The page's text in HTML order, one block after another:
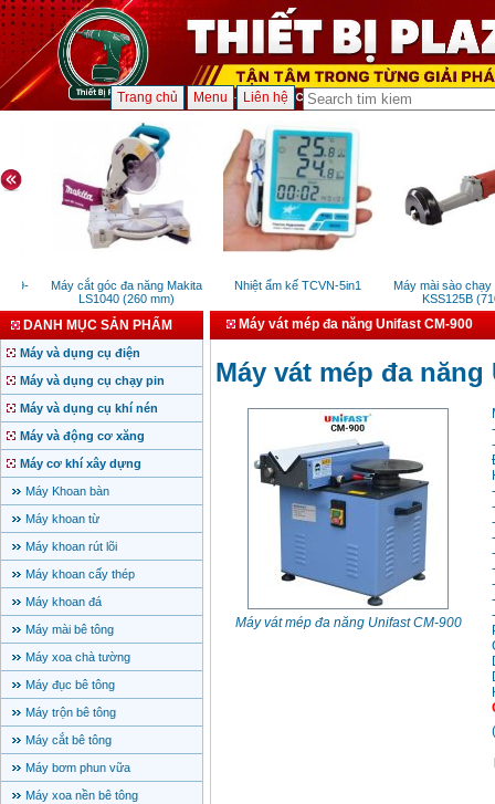
Trang chủ Menu Liên hệ
Máy cắt góc đa năng Makita
LS1040 (260 mm)
Nhiệt ẩm kế TCVN-5in1
Máy mài sào chạy
KSS125B
DANH MỤC SẢN PHẨM
Máy và dụng cụ điện
Máy và dụng cụ chạy pin
Máy và dụng cụ khí nén
Máy và động cơ xăng
Máy cơ khí xây dựng
Máy Khoan bàn
Máy khoan từ
Máy khoan rút lõi
Máy khoan cấy thép
Máy khoan đá
Máy mài bê tông
Máy xoa chà tường
Máy đục bê tông
Máy trộn bê tông
Máy cắt bê tông
Máy bơm phun vữa
Máy xoa nền bê tông
Máy vát mép đa năng Unifast CM-900
Máy vát mép đa năng
Máy vát mép đa năng Unifast CM-900
(